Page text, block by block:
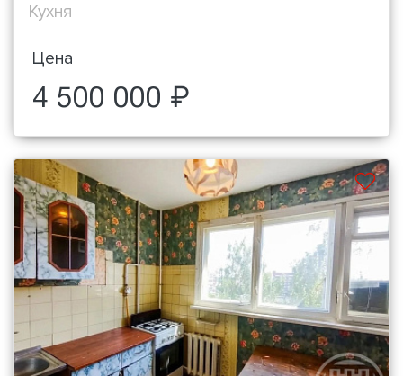
Кухня
Цена
4 500 000 ₽